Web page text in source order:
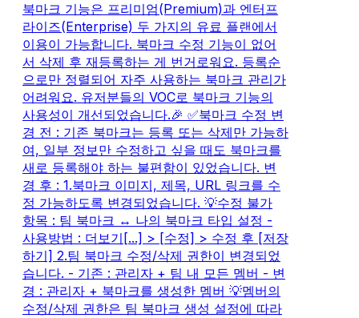
북마크 기능은 프리미엄(Premium)과 엔터프
라이즈(Enterprise) 두 가지의 유료 플랜에서
이용이 가능합니다. 북마크 수정 기능이 없어
서 삭제 후 재등록하는 게 번거로워요. 등록순
으로만 정렬되어 자주 사용하는 북마크 관리가
어려워요. 유저분들의 VOC로 북마크 기능의
사용성이 개선되었습니다.🎉​ ✅북마크 수정 변
경 전 : 기존 북마크는 등록 또는 삭제만 가능하
여, 일부 정보만 수정하고 싶을 때도 북마크를
새로 등록해야 하는 불편함이 있었습니다. 변
경 후 : 1.북마크 이미지, 제목, URL 링크를 수
정 가능하도록 변경되었습니다. 💡수정 불가
항목 : 팀 북마크 ↔️ 나의 북마크 타입 설정 -
사용방법 : 더보기[...] > [수정] > 수정 후 [저장
하기] 2.팀 북마크 수정/삭제 권한이 변경되었
습니다. - 기존 : 관리자 + 팀 내 모든 멤버 - 변
경 : 관리자 + 북마크를 생성한 멤버 💡멤버의
수정/삭제 권한은 팀 북마크 생성 설정에 따라